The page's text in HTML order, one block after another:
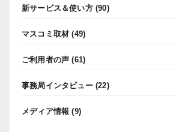
新サービス＆使い方(90)
マスコミ取材 (49)
ご利用者の声 (61)
事務局インタビュー(22)
メディア情報 (9)